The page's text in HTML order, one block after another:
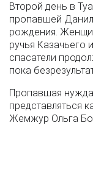
Второй день в
пропавшей
рождения.
ручья Казачьего
спасатели
пока
Пропавшая
представляться
Жемжур Ольга